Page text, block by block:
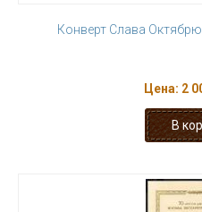
Конверт Слава
Цена: 2